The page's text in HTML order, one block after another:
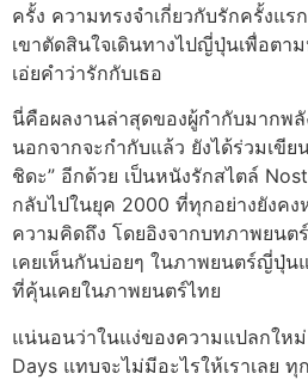
ครั้ง ความทรงจำเกี่ยวกับรักครั้งแ
เขาตัดสินใจเดินทางไปญี่ปุ่นเพื่อตา
เอ่ยคำว่ารักกับเธอ
นี่คือผลงานล่าสุดของผู้กำกับมากพลั
นอกจากจะกำกับแล้ว ยังได้ร่วมเขีย
ชิดะ” อีกด้วย เป็นหนังรักสไตล์
กลับไปในยุค 2000 ที่ทุกอย่างยังคง
ความคิดถึง โดยอิงจากบทภาพยนต
เคยเห็นกันบ่อยๆ ในภาพยนตร์ญี่ปุ่น
ที่คุ้นเคยในภาพยนตร์ไทย
แน่นอนว่าในแง่ของความแปลกให
Days แทบจะไม่มีอะไรให้เราเลย ทุ